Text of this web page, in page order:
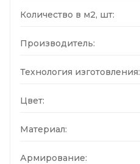
Количество в м2, шт:
Производитель:
Технология изготовления:
Цвет:
Материал:
Армирование: